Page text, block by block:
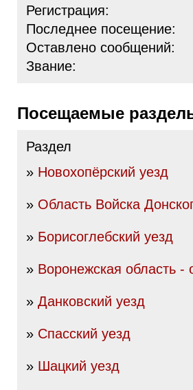
Регистрация:
Последнее посещение:
Оставлено сообщений:
Звание:
Посещаемые
Раздел
» Новохопёрский уезд
» Область Войска
» Борисоглебский уезд
» Воронежская область
» Данковский уезд
» Спасский уезд
» Шацкий уезд